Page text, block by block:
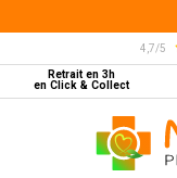
4,7/5
Retrait en 3h
en Click & Collect